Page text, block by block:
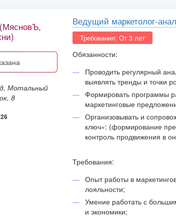
8
Ведущий маркетолог-
Требования: От 3 лет
Обязанности:
Проводить регулярный
выявлять тренды и точки
Формировать программы
маркетинговые
Организовывать и
ключ»: (формирование
контроль продвижения в
Требования:
Опыт работы в
лояльности;
Умение работать с
и экономики;